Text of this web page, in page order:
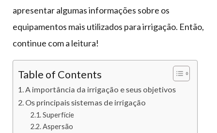
apresentar algumas informações sobre os
equipamentos mais utilizados para irrigação. Então,
continue com a leitura!
Table of Contents
A importância da irrigação e seus objetivos
Os principais sistemas de irrigação
Superfície
Aspersão